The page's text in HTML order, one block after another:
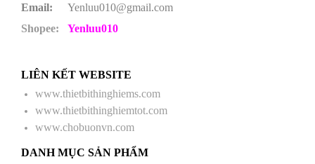
Email:
Yenluu010@gmail.com
Shopee:
Yenluu010
LIÊN KẾT WEBSITE
www.thietbithinghiems.com
www.thietbithinghiemtot.com
www.chobuonvn.com
DANH MỤC SẢN PHẨM